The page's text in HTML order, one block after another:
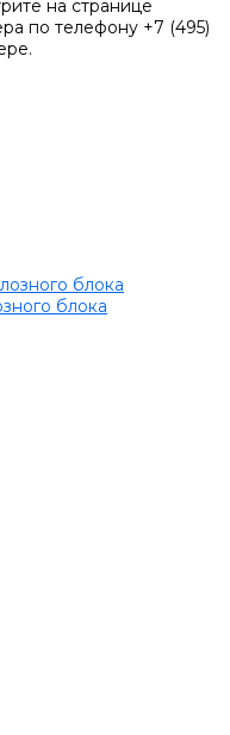
на странице
по телефону +7 (495)
блока